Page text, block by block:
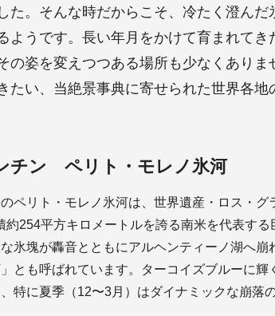
た。そんな時だからこそ、冷たく澄ん
ようです。長い年月をかけて育まれて
の姿を変えつつある場所も少なくあり
たい、当絶景事典に寄せられた世界各地
チン ペリト・モレノ氷河
ペリト・モレノ氷河は、世界遺産・ロス・
約254平方キロメートルを誇る南米を代表す
氷塊が轟音とともにアルヘンティーノ湖へ崩
」とも呼ばれています。ターコイズブルーに
特に夏季（12〜3月）はダイナミックな崩落